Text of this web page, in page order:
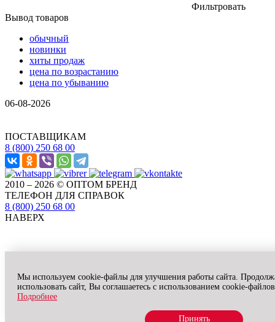
Фильтровать
Вывод товаров
обычный
новинки
хиты продаж
цена по возрастанию
цена по убыванию
06-08-2026
ПОСТАВЩИКАМ
8 (800) 250 68 00
2010 – 2026 © ОПТОМ БРЕНД
ТЕЛЕФОН ДЛЯ СПРАВОК
8 (800) 250 68 00
НАВЕРХ
Мы используем cookie-файлы для улучшения работы сайта.
использовать сайт, Вы соглашаетесь с использованием cookie-
Подробнее
Принять